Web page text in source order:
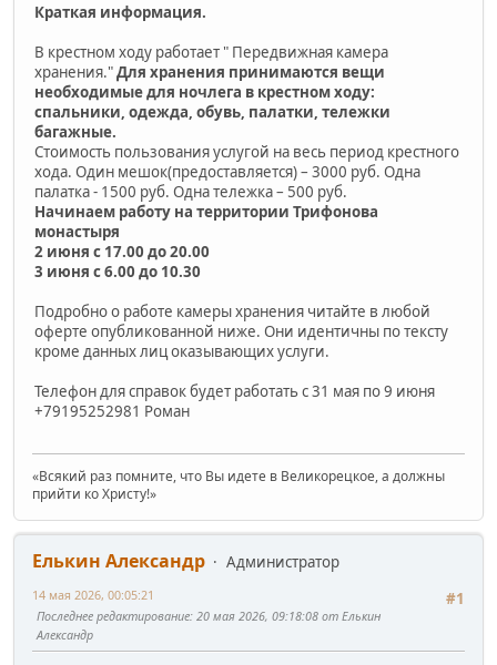
Краткая информация.
В крестном ходу работает " Передвижная камера
хранения."Для хранения принимаются вещи
необходимые для ночлега в крестном ходу:
спальники, одежда, обувь, палатки, тележки
багажные.
Стоимость пользования услугой на весь период крестного
хода. Один мешок(предоставляется) – 3000 руб. Одна
палатка - 1500 руб. Одна тележка – 500 руб.
Начинаем работу на территории Трифонова
монастыря
2 июня с 17.00 до 20.00
3 июня с 6.00 до 10.30
Подробно о работе камеры хранения читайте в любой
оферте опубликованной ниже. Они идентичны по тексту
кроме данных лиц оказывающих услуги.
Телефон для справок будет работать с 31 мая по 9 июня
+79195252981 Роман
«Всякий раз помните, что Вы идете в Великорецкое, а должны
прийти ко Христу!»
Елькин Александр
Администратор
#1
14 мая 2026, 00:05:21
Последнее редактирование: 20 мая 2026, 09:18:08 от Елькин
Александр